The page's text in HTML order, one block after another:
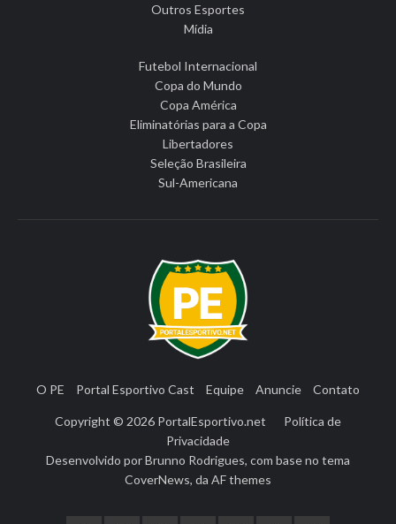
Outros Esportes
Mídia
Futebol Internacional
Copa do Mundo
Copa América
Eliminatórias para a Copa
Libertadores
Seleção Brasileira
Sul-Americana
O PE Portal Esportivo Cast Equipe Anuncie Contato
Copyright © 2026 PortalEsportivo.net
Política de
Privacidade
Desenvolvido porBrunno Rodrigues, com base no tema
CoverNews, da AF themes